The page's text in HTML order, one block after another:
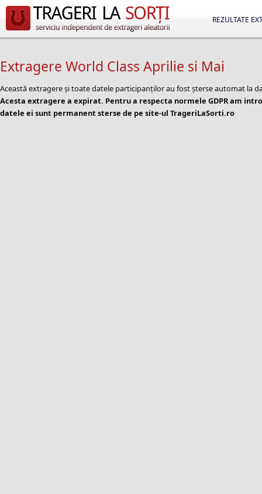
REZULTATE
Extragere World Class Aprilie si Mai
Această extragere și toate datele participanților au fost șterse automat la
Acesta extragere a expirat. Pentru a respecta normele GDPR am
datele ei sunt permanent sterse de pe site-ul TrageriLaSorti.ro